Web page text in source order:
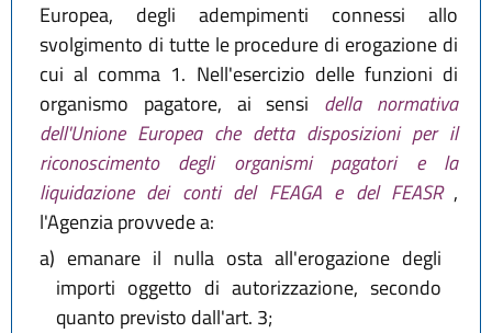
Europea, degli adempimenti connessi allo
svolgimento di tutte le procedure di erogazione di
cui al comma 1. Nell'esercizio delle funzioni di
organismo pagatore, ai sensi della normativa
dell'Unione Europea che detta disposizioni per il
riconoscimento degli organismi pagatori e la
liquidazione dei conti del FEAGA e del FEASR ,
l'Agenzia provvede a:
a) emanare il nulla osta all'erogazione degli
importi oggetto di autorizzazione, secondo
quanto previsto dall'art. 3;